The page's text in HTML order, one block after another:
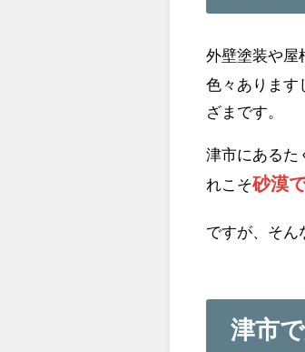
外壁塗装や屋
色々あります
ざまです。
津市にあるた
れこそ砂漠
ですが、そん
津市